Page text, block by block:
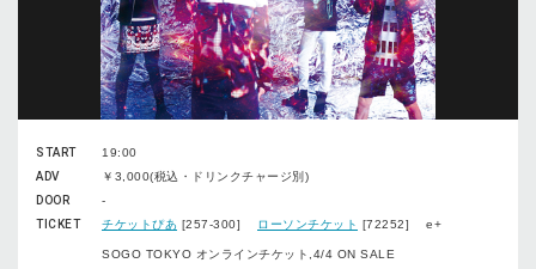
START
19:00
ADV
￥3,000(税込・ドリンクチャージ別)
DOOR
-
TICKET
チケットぴあ [257-300] ローソンチケット [72252] e+
SOGO TOKYO オンラインチケット,4/4 ON SALE